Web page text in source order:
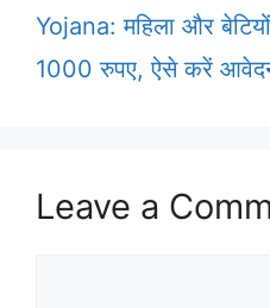
Yojana: महिला और
1000 रुपए, ऐसे करें
Leave a